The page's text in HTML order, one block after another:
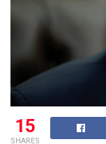
15
SHARES